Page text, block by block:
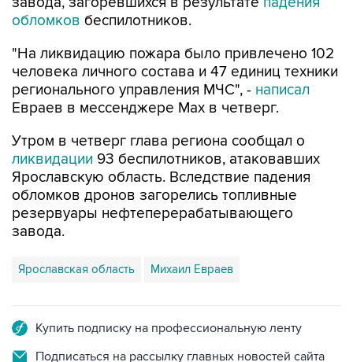
обломков беспилотников.
"На ликвидацию пожара было привлечено 102
человека личного состава и 47 единиц техники
регионального управления МЧС", - написал
Евраев в мессенджере Мах в четверг.
Утром в четверг глава региона сообщал о
ликвидации 93 беспилотников, атаковавших
Ярославскую область. Вследствие падения
обломков дронов загорелись топливные
резервуары нефтеперерабатывающего
завода.
Ярославская область Михаил Евраев
Купить подписку на профессиональную ленту
Подписаться на рассылку главных новостей сайта